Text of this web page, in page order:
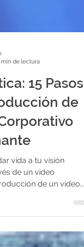
min de lectura
15 Pasos
de
vida a tu visión
de un video